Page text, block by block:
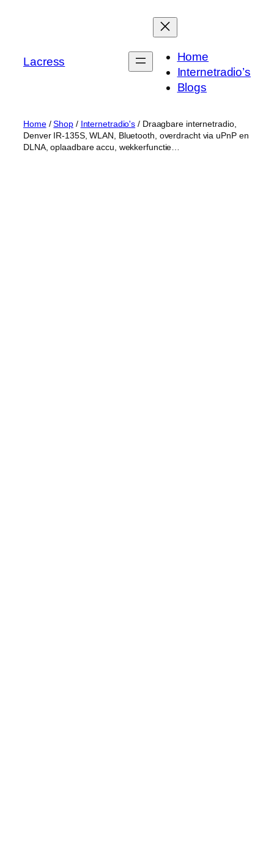
Lacress
Home
Internetradio’s
Blogs
Home/Shop/ Internetradio's / Draagbare internetradio,
Denver IR-135S, WLAN, Bluetooth, overdracht via uPnP en
DLNA, oplaadbare accu, wekkerfunctie…